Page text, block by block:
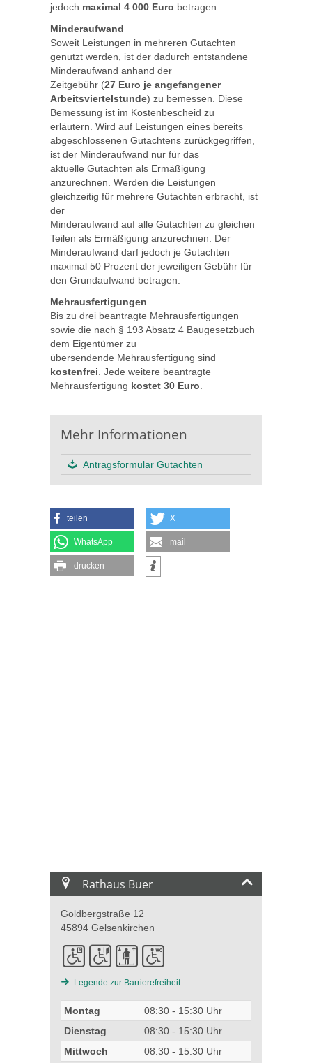
jedoch maximal 4 000 Euro betragen.
Minderaufwand
Soweit Leistungen in mehreren Gutachten
genutzt werden, ist der dadurch entstandene
Minderaufwand anhand der
Zeitgebühr (27 Euro je angefangener
Arbeitsviertelstunde) zu bemessen. Diese
Bemessung ist im Kostenbescheid zu
erläutern. Wird auf Leistungen eines bereits
abgeschlossenen Gutachtens zurückgegriffen,
ist der Minderaufwand nur für das
aktuelle Gutachten als Ermäßigung
anzurechnen. Werden die Leistungen
gleichzeitig für mehrere Gutachten erbracht, ist
der
Minderaufwand auf alle Gutachten zu gleichen
Teilen als Ermäßigung anzurechnen. Der
Minderaufwand darf jedoch je Gutachten
maximal 50 Prozent der jeweiligen Gebühr für
den Grundaufwand betragen.
Mehrausfertigungen
Bis zu drei beantragte Mehrausfertigungen
sowie die nach § 193 Absatz 4 Baugesetzbuch
dem Eigentümer zu
übersendende Mehrausfertigung sind
kostenfrei . Jede weitere beantragte
Mehrausfertigung kostet 30 Euro
Mehr Informationen
Antragsformular Gutachten
teilen X
WhatsApp mail
drucken
Rathaus Buer
Goldbergstraße 12
45894 Gelsenkirchen
Legende zur Barrierefreiheit
Montag
08:30 - 15:30 Uhr
Dienstag
08:30 - 15:30 Uhr
Mittwoch
08:30 - 15:30 Uhr